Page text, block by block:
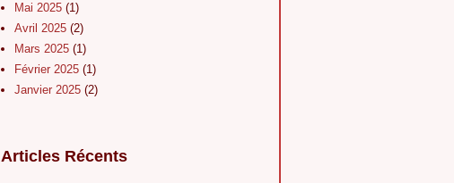
Mai 2025 (1)
Avril 2025 (2)
Mars 2025 (1)
Février 2025 (1)
Janvier 2025 (2)
Articles Récents